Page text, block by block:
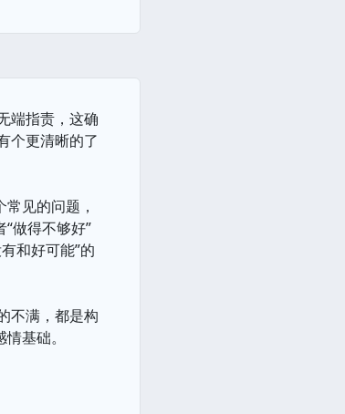
端指责，这确
个更清晰的了
见的问题，
做得不够好”
和好可能”的
不满，都是构
基础。